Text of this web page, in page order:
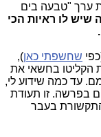
ערך "טבעה בים
שיש לו ראיות הכי
שחשפתי כאן),
הקליטו בחשאי את
עד כמה שידוע לי,
בפרשה. זו תעודת
בעבר